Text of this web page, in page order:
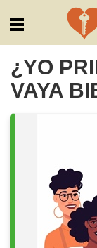
¿YO
VAYA